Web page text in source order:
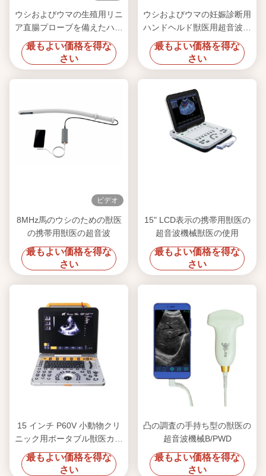
ウシおよびウマの生殖用リニ
ア直腸プローブを備えたハン
ドヘルド獣医用超音波スキャ
ナー
最もよい価格を得な
さい
ウシおよびウマの妊娠診断用
ハンドヘルド獣医用超音波ス
キャナー
最もよい価格を得な
さい
ビデオ
8MHz馬のウシのための獣医
の携帯用獣医の超音波
最もよい価格を得な
さい
15" LCD表示の携帯用獣医の
超音波機械獣医の使用
最もよい価格を得な
さい
15 インチ P60V 小動物クリ
ニック用ポータブル獣医カラ
ードップラー超音波システム
最もよい価格を得な
さい
凸の調査の手持ち型の獣医の
超音波機械B/PWD
最もよい価格を得な
さい